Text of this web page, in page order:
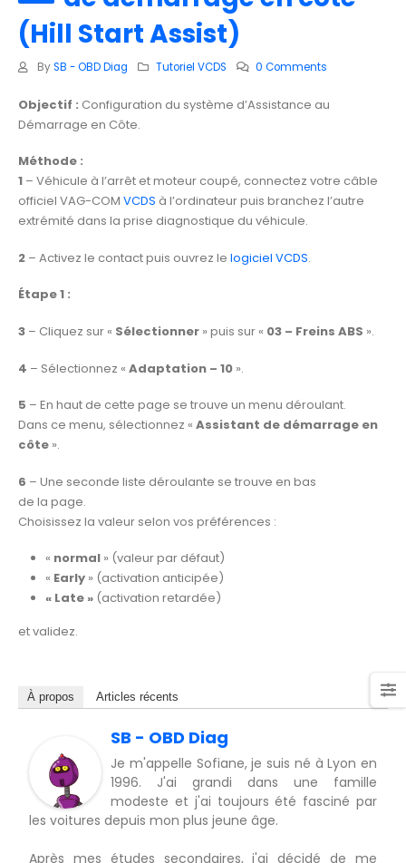
(Hill Start Assist)
By SB - OBD Diag Tutoriel VCDS 0 Comments
Objectif : Configuration du système d’Assistance au
Démarrage en Côte.
Méthode :
1 – Véhicule à l’arrêt et moteur coupé, connectez votre câble
officiel VAG-COM VCDS à l’ordinateur puis branchez l’autre
extrémité dans la prise diagnostique du véhicule.
2 – Activez le contact puis ouvrez le logiciel VCDS.
Étape 1 :
3 – Cliquez sur « Sélectionner » puis sur « 03 – Freins ABS ».
4 – Sélectionnez « Adaptation – 10 ».
5 – En haut de cette page se trouve un menu déroulant.
Dans ce menu, sélectionnez « Assistant de démarrage en
côte ».
6 – Une seconde liste déroulante se trouve en bas
de la page.
Choisissez la valeur selon vos préférences :
« normal» (valeur par défaut)
« Early» (activation anticipée)
« Late »(activation retardée)
et validez.
À propos Articles récents
SB - OBD Diag
Je m'appelle Sofiane, je suis né à Lyon en
1996. J'ai grandi dans une famille
modeste et j'ai toujours été fasciné par
les voitures depuis mon plus jeune âge.
Après mes études secondaires, j'ai décidé de me